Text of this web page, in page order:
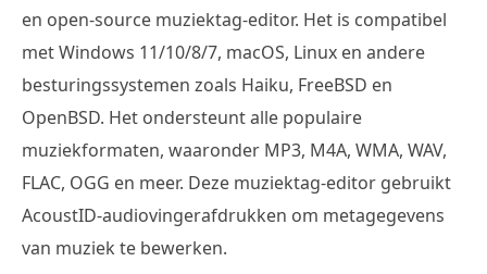
en open-source muziektag-editor. Het is compatibel
met Windows 11/10/8/7, macOS, Linux en andere
besturingssystemen zoals Haiku, FreeBSD en
OpenBSD. Het ondersteunt alle populaire
muziekformaten, waaronder MP3, M4A, WMA, WAV,
FLAC, OGG en meer. Deze muziektag-editor gebruikt
AcoustID-audiovingerafdrukken om metagegevens
van muziek te bewerken.